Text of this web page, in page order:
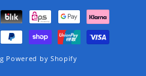
Powered by Shopify